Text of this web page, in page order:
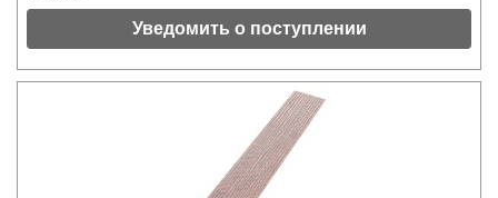
Уведомить о поступлении